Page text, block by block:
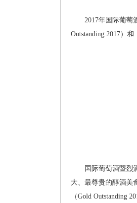
2017年国际葡萄酒
Outstanding 2017）
国际葡萄酒暨烈酒
大、最尊贵的醇酒美
（Gold Outstanding